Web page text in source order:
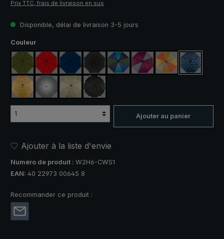
Prix TTC, frais de livraison en sus
Disponible, délai de livraison 3-5 jours
Sélectionnez
Couleur
vert oliverouge bleu marine
noir bleu / vertviolet / rouge / gris
orange / jaune
bleu / vert
jaune / orange à carreaux
argent, protection UV 50+
camouflagenoir, avec bandes réfléchissantes
Ajouter au panier
Ajouter à la liste d'envie
Numéro de produit : W2H6-CWS1
EAN: 40 22973 00645 8
Recommander ce produit :